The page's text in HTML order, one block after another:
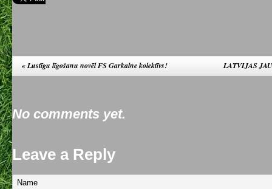
«Lustīgu līgošanu novēl FS Garkalne kolektīvs! LATVIJAS
No comments yet.
Leave a Reply